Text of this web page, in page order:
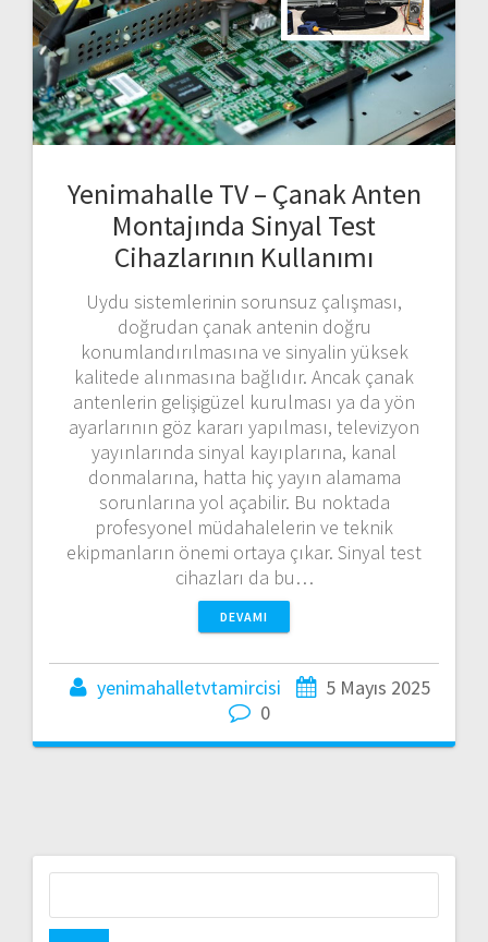
Yenimahalle TV – Çanak Anten
Montajında Sinyal Test
Cihazlarının Kullanımı
Uydu sistemlerinin sorunsuz çalışması,
doğrudan çanak antenin doğru
konumlandırılmasına ve sinyalin yüksek
kalitede alınmasına bağlıdır. Ancak çanak
antenlerin gelişigüzel kurulması ya da yön
ayarlarının göz kararı yapılması, televizyon
yayınlarında sinyal kayıplarına, kanal
donmalarına, hatta hiç yayın alamama
sorunlarına yol açabilir. Bu noktada
profesyonel müdahalelerin ve teknik
ekipmanların önemi ortaya çıkar. Sinyal test
cihazları da bu…
DEVAMI
yenimahalletvtamircisi
5 Mayıs 2025
0